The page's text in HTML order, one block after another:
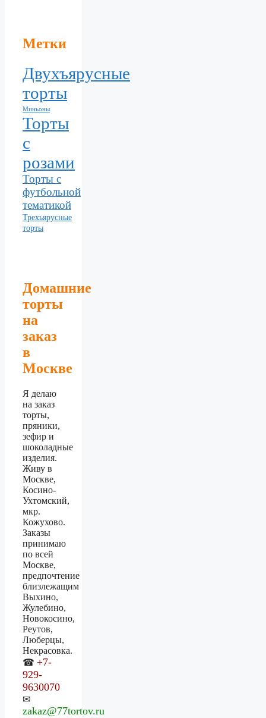
Метки
Двухъярусные
торты
Миньоны
Торты
с
розами
Торты с
футбольной
тематикой
Трехъярусные
торты
Домашние
торты
на
заказ
в
Москве
Я делаю
на заказ
торты,
пряники,
зефир и
шоколадные
изделия.
Живу в
Москве,
Косино-
Ухтомский,
мкр.
Кожухово.
Заказы
принимаю
по всей
Москве,
предпочтение
близлежащим
Выхино,
Жулебино,
Новокосино,
Реутов,
Люберцы,
Некрасовка.
☎ +7-
929-
9630070
✉
zakaz@77tortov.ru